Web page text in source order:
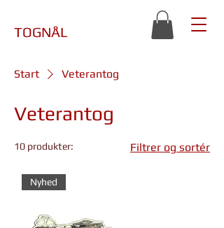
TOGNÅL
Start Veterantog
Veterantog
10 produkter: Filtrer og sortér
Nyhed